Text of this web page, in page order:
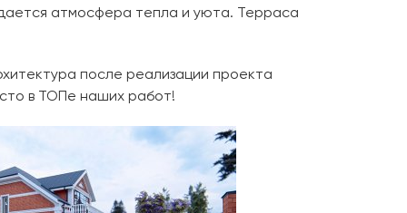
атмосфера тепла и уюта. Терраса
после реализации проекта
в ТОПе наших работ!